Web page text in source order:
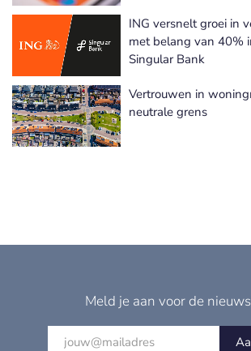
ING versnelt groei in
met belang van 40%
Singular Bank
Vertrouwen in
neutrale grens
Meld je aan voor de